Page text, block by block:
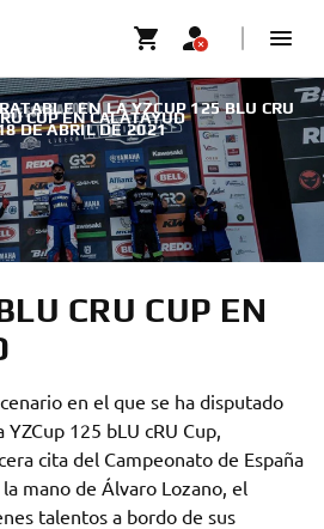
CUP EN CALATAYUD
EN LA YZCUP 125 BLU CRU
DE ABRIL DE 2021
CRU CUP EN
en el que se ha disputado
125 bLU cRU Cup,
cita del Campeonato de España
mano de Álvaro Lozano, el
talentos a bordo de sus